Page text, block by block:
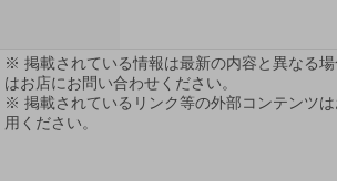
※ 掲載されている情報は最新の内容と異なる場
はお店にお問い合わせください。
※ 掲載されているリンク等の外部コンテンツは
用ください。